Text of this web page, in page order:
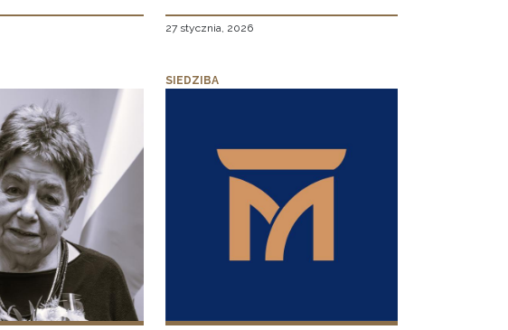
27 stycznia, 2026
SIEDZIBA